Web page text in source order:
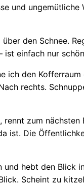
und
den Schnee.
ist einfach nur
ich den
rechts.
zum
ist. Die
hebt den Blick
Scheint zu